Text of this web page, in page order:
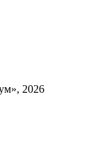
2026